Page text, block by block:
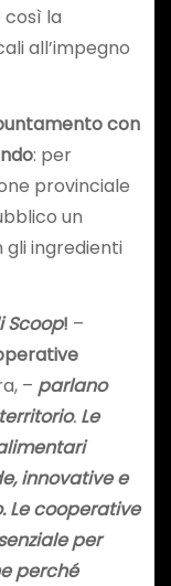
la
all’impegno
con
: per
provinciale
un
gli ingredienti
Scoop! –
– parlano
. Le
innovative e
Le cooperative
per
perché